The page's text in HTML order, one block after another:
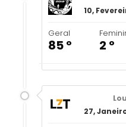
10,
Geral
85 º 2 º
27,